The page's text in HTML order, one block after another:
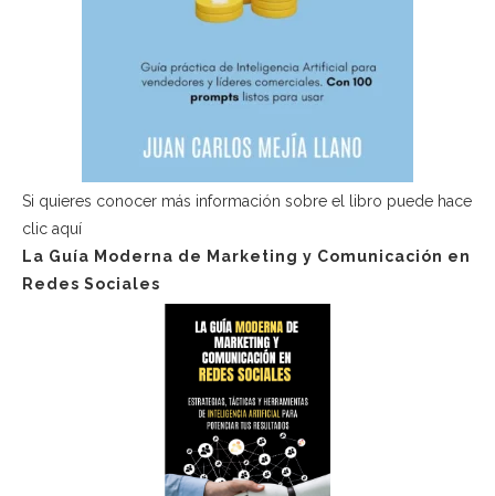
Si quieres conocer más información sobre el libro puede hace
clic aquí
La Guía Moderna de Marketing y Comunicación en
Redes Sociales